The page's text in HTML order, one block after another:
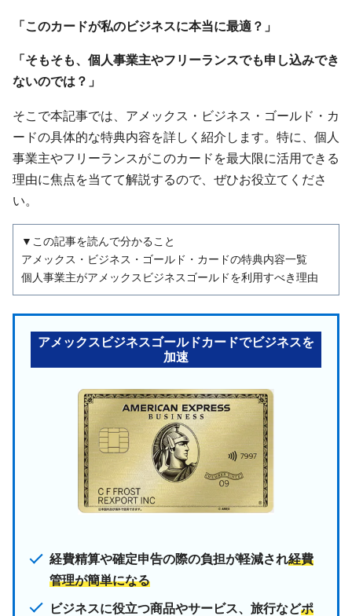
「このカードが私のビジネスに本当に最適？」
「そもそも、個人事業主やフリーランスでも申し込みでき
ないのでは？」
そこで本記事では、アメックス・ビジネス・ゴールド・カ
ードの具体的な特典内容を詳しく紹介します。特に、個人
事業主やフリーランスがこのカードを最大限に活用できる
理由に焦点を当てて解説するので、ぜひお役立てくださ
い。
▼この記事を読んで分かること
アメックス・ビジネス・ゴールド・カードの特典内容一覧
個人事業主がアメックスビジネスゴールドを利用すべき理由
アメックスビジネスゴールドカードでビジネスを
加速
経費精算や確定申告の際の負担が軽減され経費
管理が簡単になる
ビジネスに役立つ商品やサービス、旅行などポ